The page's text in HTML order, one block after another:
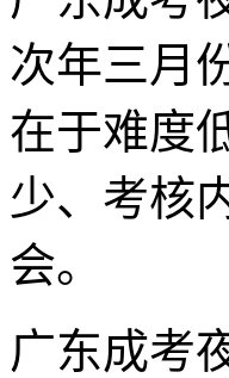
次年三月
在于难度
少、考核
会。
广东成考